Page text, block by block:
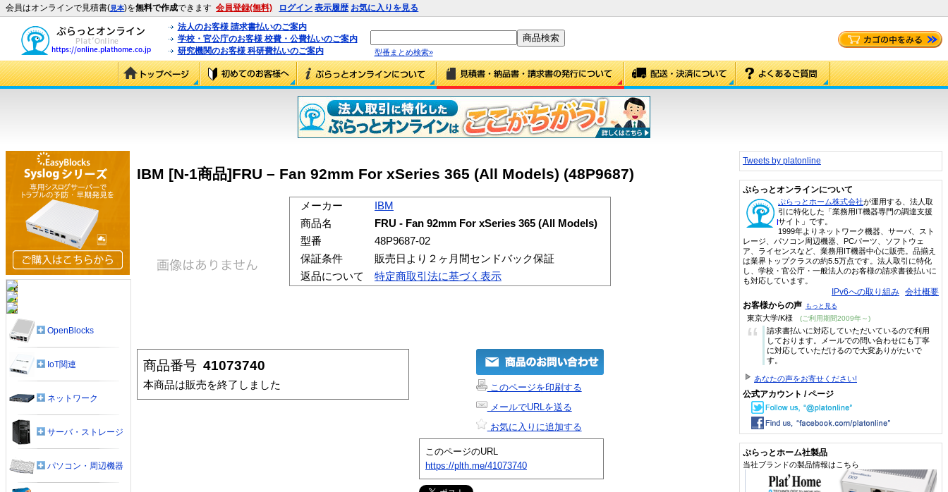
会員はオンラインで見積書(見本)を無料で作成できます 会員登録(無料) ログイン 表示履歴 お気に入りを見る
法人のお客様 請求書払いのご案内
学校・官公庁のお客様 校費・公費払いのご案内
研究機関のお客様 科研費払いのご案内
型番まとめ検索»
IBM [N-1商品]FRU – Fan 92mm For xSeries 365 (All Models) (48P9687)
メーカー
IBM
商品名
FRU - Fan 92mm For xSeries 365 (All Models)
型番
48P9687-02
保証条件
販売日より２ヶ月間センドバック保証
返品について
特定商取引法に基づく表示
商品番号 41073740
本商品は販売を終了しました
このページを印刷する
メールでURLを送る
お気に入りに追加する
このページのURL
https://plth.me/41073740
OpenBlocks
IoT関連
ネットワーク
サーバ・ストレージ
パソコン・周辺機器
Tweets by platonline
ぷらっとオンラインについて
ぷらっとホーム株式会社が運用する、法人取
引に特化した「業務用IT機器専門の調達支援
サイト」です。
1999年よりネットワーク機器、サーバ、スト
レージ、パソコン周辺機器、PCパーツ、ソフトウェ
ア、ライセンスなど、業務用IT機器中心に販売。品揃え
は業界トップクラスの約5.5万点です。法人取引に特化
し、学校・官公庁・一般法人のお客様の請求書後払いに
も対応しています。
IPv6への取り組み 会社概要
お客様からの声 もっと見る
東京大学/K様 (ご利用期間2009年～)
“
請求書払いに対応していただいているので利用
しております。メールでの問い合わせにも丁寧
に対応していただけるので大変ありがたいで
す。
あなたの声をお寄せください!
公式アカウント / ページ
ぷらっとホーム社製品
当社ブランドの製品情報はこちら